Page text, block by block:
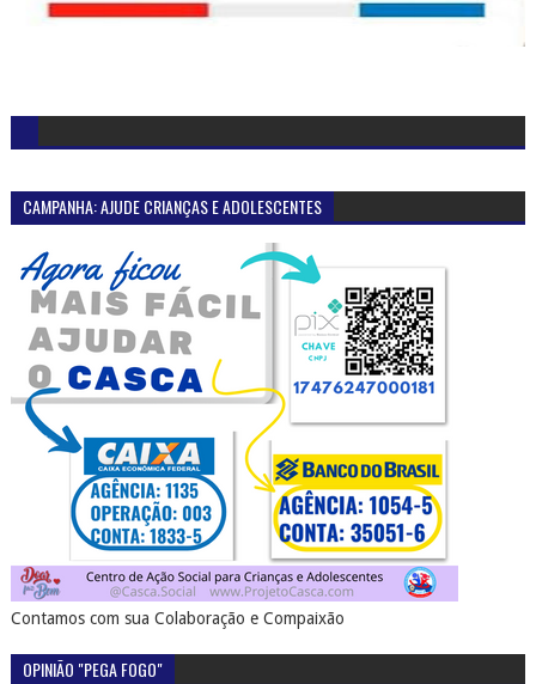
CAMPANHA: AJUDE CRIANÇAS E ADOLESCENTES
Contamos com sua Colaboração e Compaixão
OPINIÃO "PEGA FOGO"